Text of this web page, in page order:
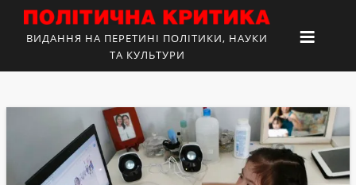
ВИДАННЯ НА ПЕРЕТИНІ ПОЛІТИКИ, НАУКИ
ТА КУЛЬТУРИ